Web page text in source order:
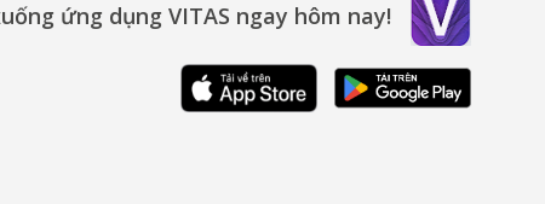
ứng dụng VITAS ngay hôm nay!